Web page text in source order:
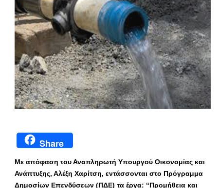
Share
Με απόφαση του Αναπληρωτή Υπουργού Οικονομίας και
Ανάπτυξης, Αλέξη Χαρίτση, εντάσσονται στο Πρόγραμμα
Δημοσίων Επενδύσεων (ΠΔΕ) τα έργα: “Προμήθεια και